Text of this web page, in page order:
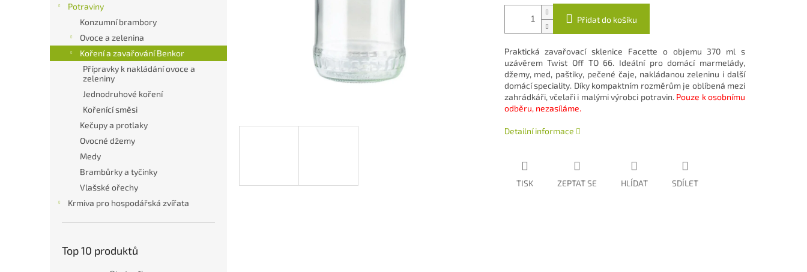
l
Potraviny
Konzumní brambory
Ovoce a zelenina
Koření a zavařování Benkor
Přípravky k nakládání ovoce a
zeleniny
Jednodruhové koření
Kořenící směsi
Kečupy a protlaky
Ovocné džemy
Medy
Brambůrky a tyčinky
Vlašské ořechy
Krmiva pro hospodářská zvířata
Top 10 produktů
Přidat do košíku
Praktická zavařovací sklenice Facette o objemu 370 ml s
uzávěrem Twist Off TO 66. Ideální pro domácí marmelády,
džemy, med, paštiky, pečené čaje, nakládanou zeleninu i další
domácí speciality. Díky kompaktním rozměrům je oblíbená mezi
zahrádkáři, včelaři i malými výrobci potravin. Pouze k osobnímu
odběru, nezasíláme.
Detailní informace
TISK ZEPTAT SE HLÍDAT SDÍLET